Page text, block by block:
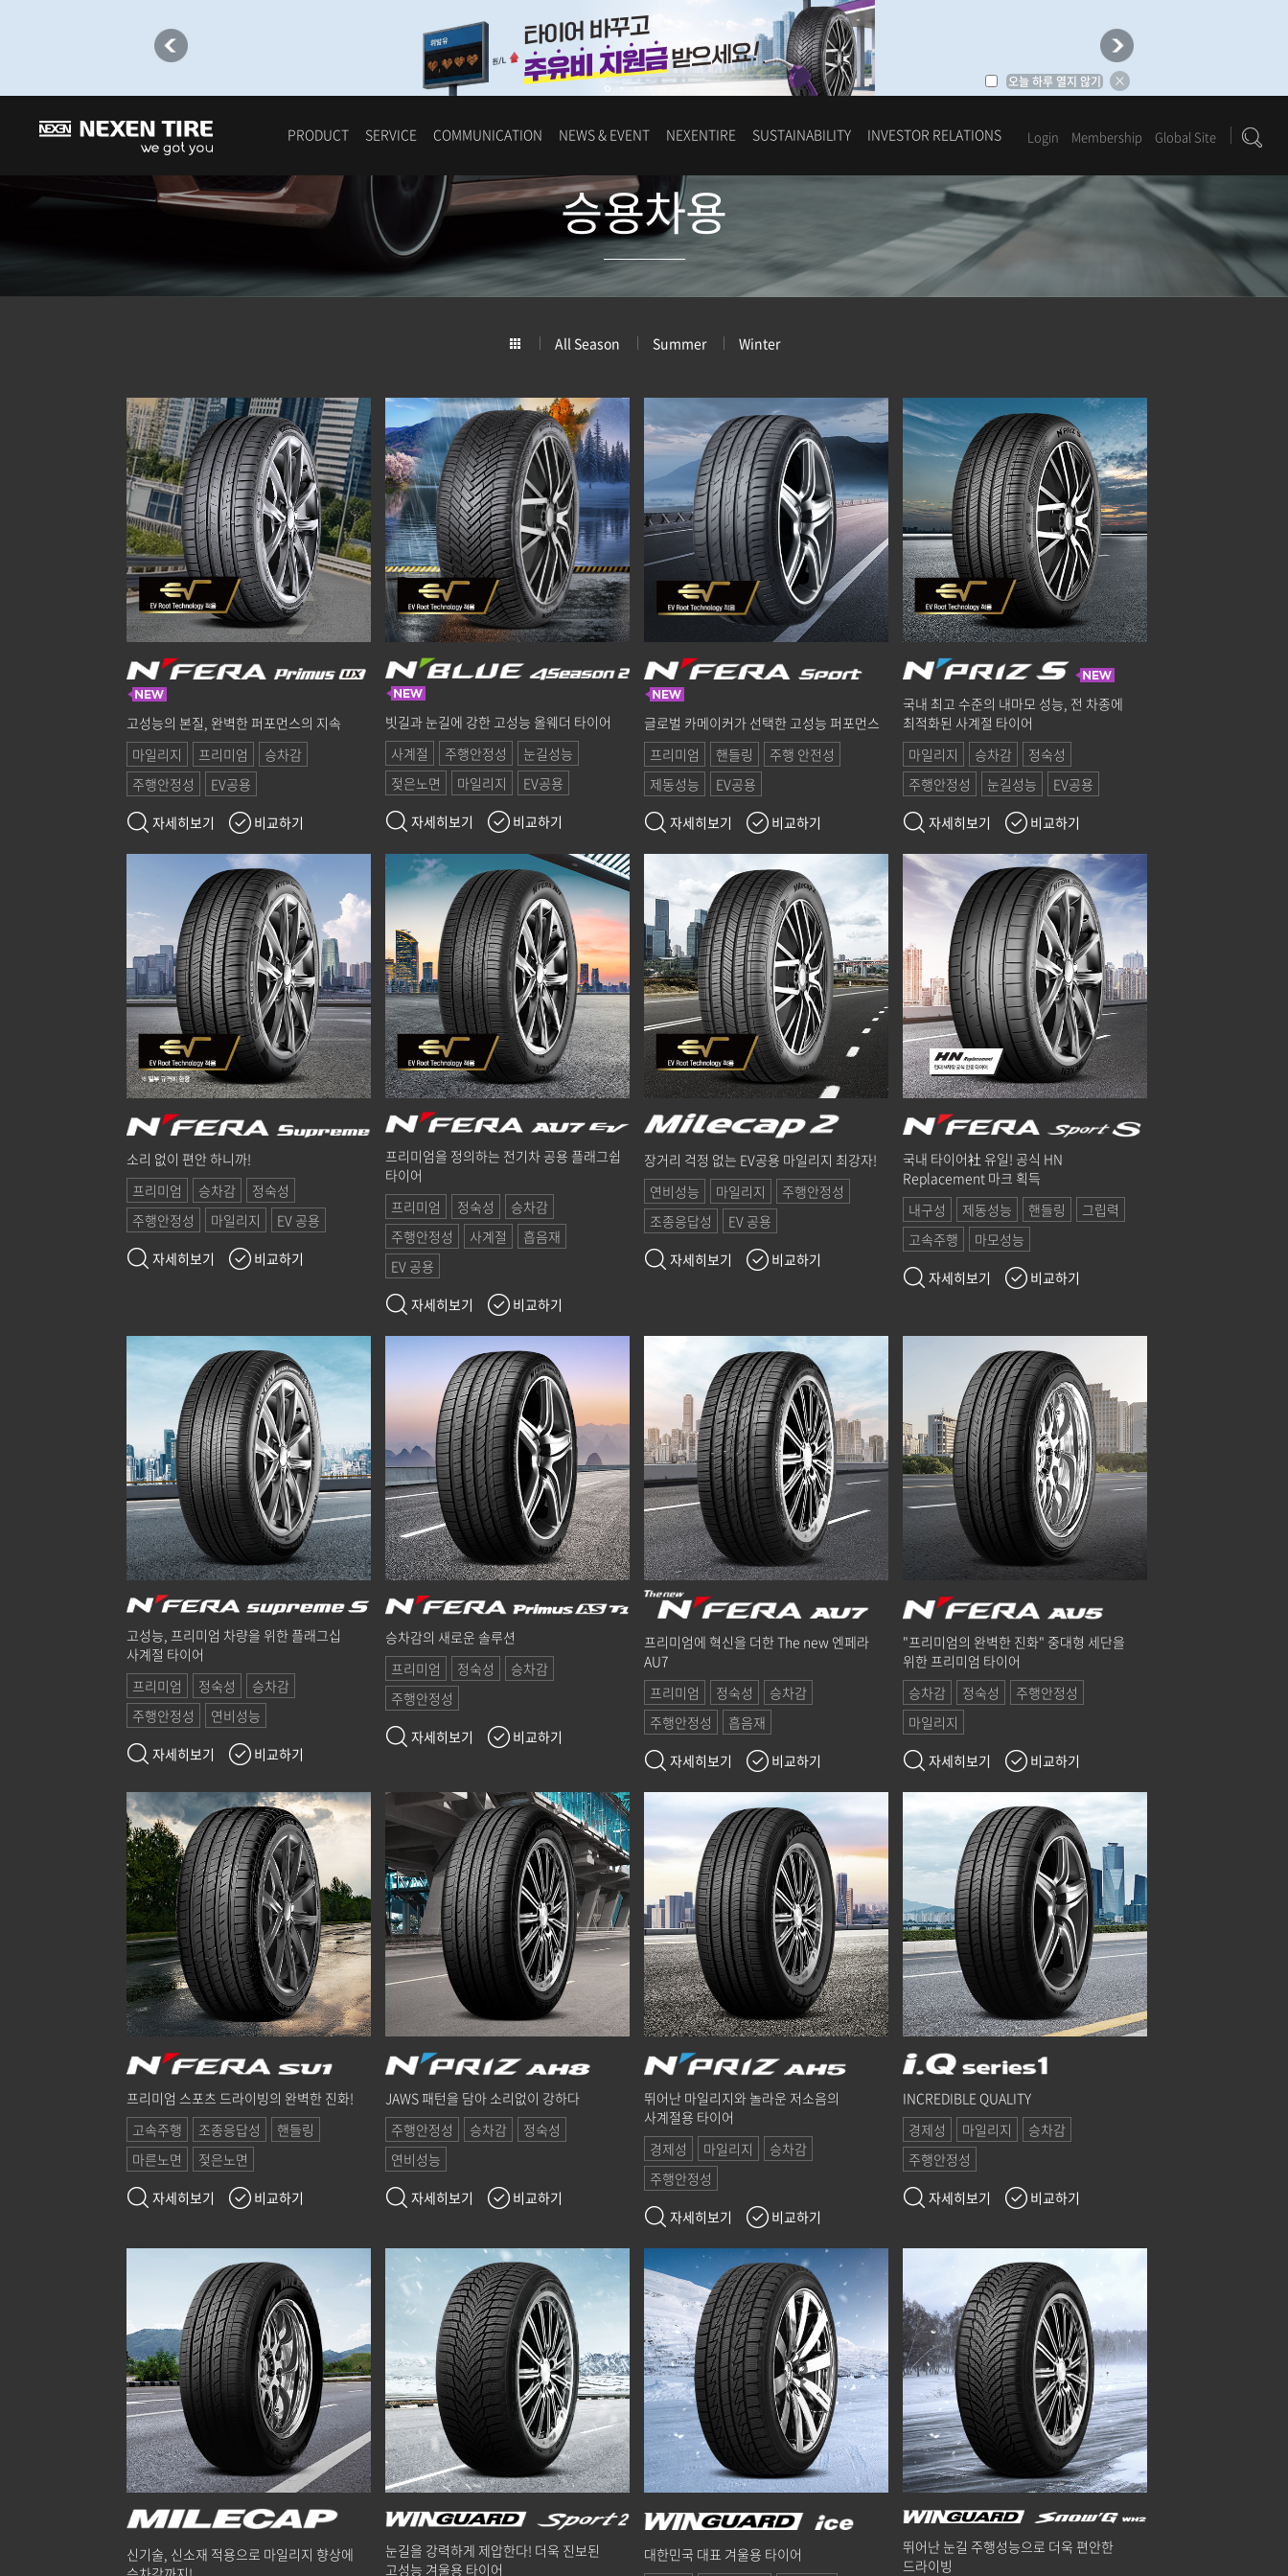
승용차용 타이어
6
오늘 하루 열지 않기
PRODUCT SERVICE COMMUNICATION NEWS & EVENT NEXENTIRE SUSTAINABILITY INVESTOR RELATIONS Login Membership Global Site
승용차용
All Season Summer Winter
고성능의 본질, 완벽한 퍼포먼스의 지속
마일리지
프리미엄
승차감
주행안정성
EV공용
자세히보기
비교하기
빗길과 눈길에 강한 고성능 올웨더 타이어
사계절
주행안정성
눈길성능
젖은노면
마일리지
EV공용
자세히보기
비교하기
글로벌 카메이커가 선택한 고성능 퍼포먼스
프리미엄
핸들링
주행 안전성
제동성능
EV공용
자세히보기
비교하기
국내 최고 수준의 내마모 성능, 전 차종에
최적화된 사계절 타이어
마일리지
승차감
정숙성
주행안정성
눈길성능
EV공용
자세히보기
비교하기
소리 없이 편안 하니까!
프리미엄
승차감
정숙성
주행안정성
마일리지
EV 공용
자세히보기
비교하기
프리미엄을 정의하는 전기차 공용 플래그쉽
타이어
프리미엄
정숙성
승차감
주행안정성
사계절
흡음재
EV 공용
자세히보기
비교하기
장거리 걱정 없는 EV공용 마일리지 최강자!
연비성능
마일리지
주행안정성
조종응답성
EV 공용
자세히보기
비교하기
국내 타이어社 유일! 공식 HN
Replacement 마크 획득
내구성
제동성능 핸들링
그립력
고속주행
마모성능
자세히보기
비교하기
고성능, 프리미엄 차량을 위한 플래그십
사계절 타이어
프리미엄
정숙성
승차감
주행안정성
연비성능
자세히보기
비교하기
승차감의 새로운 솔루션
프리미엄
정숙성
승차감
주행안정성
자세히보기
비교하기
프리미엄에 혁신을 더한 The new 엔페라
AU7
프리미엄
정숙성
승차감
주행안정성
흡음재
자세히보기
비교하기
"프리미엄의 완벽한 진화" 중대형 세단을
위한 프리미엄 타이어
승차감
정숙성
주행안정성
마일리지
자세히보기
비교하기
프리미엄 스포츠 드라이빙의 완벽한 진화!
고속주행
조종응답성
핸들링
마른노면
젖은노면
자세히보기
비교하기
JAWS 패턴을 담아 소리없이 강하다
주행안정성
승차감
정숙성
연비성능
자세히보기
비교하기
뛰어난 마일리지와 놀라운 저소음의
사계절용 타이어
경제성
마일리지
승차감
주행안정성
자세히보기
비교하기
INCREDIBLE QUALITY
경제성
마일리지
승차감
주행안정성
자세히보기
비교하기
신기술, 신소재 적용으로 마일리지 향상에
눈길을 강력하게 제압한다! 더욱 진보된
고성능 겨울용 타이어
대한민국 대표 겨울용 타이어
뛰어난 눈길 주행성능으로 더욱 편안한
드라이빙